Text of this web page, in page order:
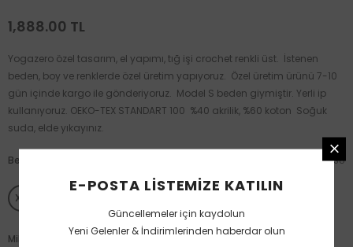
1,888.00 TL
Yogazero özel tasarım, el yapımı, tığ işi crochet renkli üst. İstenen
beden, boy ve renklerde özel üretim yapıyoruz. Özel üretim ürünü 7-10
gün içinde kargo ile gönderiyoruz. Model S beden giymiştir. Yerli ip
kullanıyoruz. OEKO-TEX STANDART 100 %40 akrilik, %60 koton Soğuk
suda, elde yıkayınız.
BEDEN TABLOSU
Beden
XS
Miktar:
E-POSTA LISTEMIZE KATILIN
Güncellemeler için kaydolun
Yeni Gelenler & İndirimlerinden haberdar olun